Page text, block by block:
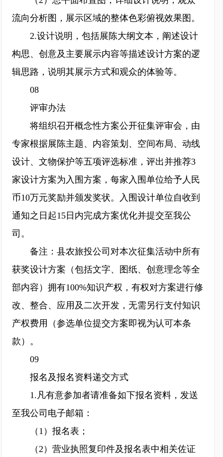
流向分析图，展示区域的整体色彩俯视效果图。
2.设计说明，包括展陈大纲文本，阐述设计
构思、创意及主要展示内容等描述设计方案的逻
辑思路，说明其展示方式和观众的体验等。
08
评审办法
将组织召开概念性方案公开征集评审会，由
专家根据展陈主题、内容策划、空间布局、动线
设计、文物保护等五项评选标准，评出并推荐3
家设计方案为入围方案，每家入围单位给予人民
币10万元奖励并颁发奖状。入围设计单位自收到
通知之日起15日内完成方案优化并提交至我公
司。
备注：县农旅投公司对本次征集活动中所有
获奖设计方案（包括文字、图纸、创意理念等全
部内容）拥有100%知识产权，有权对方案进行修
改、整合、应用及二次开发，无需另行支付知识
产权费用（参选单位提交方案即视为认可本条
款）。
09
报名及报名资料递交方式
1.凡有意参加者请准备如下报名资料，发送
至我公司电子邮箱：
（1）报名表；
（2）营业执照复印件及报名表中相关佐证